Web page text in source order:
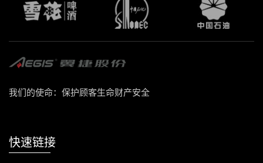
我们的使命：保护顾客生命财产安全
快速链接